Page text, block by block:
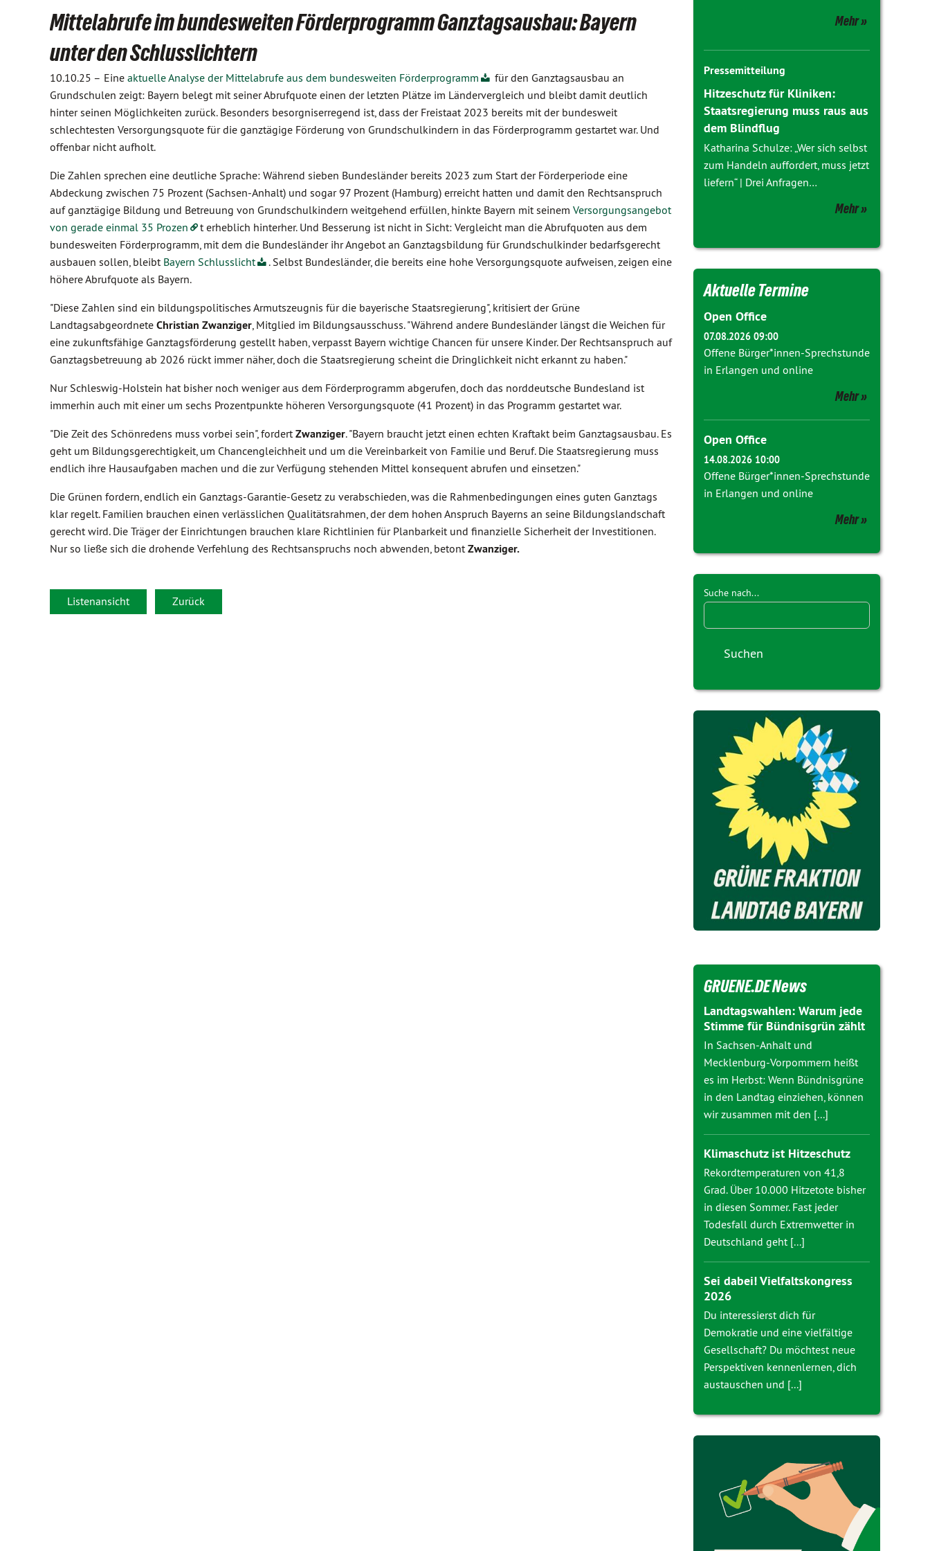
Mittelabrufe im bundesweiten Förderprogramm Ganztagsausbau: Bayern
unter den Schlusslichtern
10.10.25 – Eine aktuelle Analyse der Mittelabrufe aus dem bundesweiten Förderprogramm
für den Ganztagsausbau an
Grundschulen zeigt: Bayern belegt mit seiner Abrufquote einen der letzten Plätze im Ländervergleich und bleibt damit deutlich
hinter seinen Möglichkeiten zurück. Besonders besorgniserregend ist, dass der Freistaat 2023 bereits mit der bundesweit
schlechtesten Versorgungsquote für die ganztägige Förderung von Grundschulkindern in das Förderprogramm gestartet war. Und
offenbar nicht aufholt.
Die Zahlen sprechen eine deutliche Sprache: Während sieben Bundesländer bereits 2023 zum Start der Förderperiode eine
Abdeckung zwischen 75 Prozent (Sachsen-Anhalt) und sogar 97 Prozent (Hamburg) erreicht hatten und damit den Rechtsanspruch
auf ganztägige Bildung und Betreuung von Grundschulkindern weitgehend erfüllen, hinkte Bayern mit seinem Versorgungsangebot
von gerade einmal 35 Prozen
t erheblich hinterher. Und Besserung ist nicht in Sicht: Vergleicht man die Abrufquoten aus dem
bundesweiten Förderprogramm, mit dem die Bundesländer ihr Angebot an Ganztagsbildung für Grundschulkinder bedarfsgerecht
ausbauen sollen, bleibt Bayern Schlusslicht
. Selbst Bundesländer, die bereits eine hohe Versorgungsquote aufweisen, zeigen eine
höhere Abrufquote als Bayern.
"Diese Zahlen sind ein bildungspolitisches Armutszeugnis für die bayerische Staatsregierung", kritisiert der Grüne
Landtagsabgeordnete Christian Zwanziger, Mitglied im Bildungsausschuss. "Während andere Bundesländer längst die Weichen für
eine zukunftsfähige Ganztagsförderung gestellt haben, verpasst Bayern wichtige Chancen für unsere Kinder. Der Rechtsanspruch auf
Ganztagsbetreuung ab 2026 rückt immer näher, doch die Staatsregierung scheint die Dringlichkeit nicht erkannt zu haben."
Nur Schleswig-Holstein hat bisher noch weniger aus dem Förderprogramm abgerufen, doch das norddeutsche Bundesland ist
immerhin auch mit einer um sechs Prozentpunkte höheren Versorgungsquote (41 Prozent) in das Programm gestartet war.
"Die Zeit des Schönredens muss vorbei sein", fordertZwanziger. "Bayern braucht jetzt einen echten Kraftakt beim Ganztagsausbau. Es
geht um Bildungsgerechtigkeit, um Chancengleichheit und um die Vereinbarkeit von Familie und Beruf. Die Staatsregierung muss
endlich ihre Hausaufgaben machen und die zur Verfügung stehenden Mittel konsequent abrufen und einsetzen."
Die Grünen fordern, endlich ein Ganztags-Garantie-Gesetz zu verabschieden, was die Rahmenbedingungen eines guten Ganztags
klar regelt. Familien brauchen einen verlässlichen Qualitätsrahmen, der dem hohen Anspruch Bayerns an seine Bildungslandschaft
gerecht wird. Die Träger der Einrichtungen brauchen klare Richtlinien für Planbarkeit und finanzielle Sicherheit der Investitionen.
Nur so ließe sich die drohende Verfehlung des Rechtsanspruchs noch abwenden, betontZwanziger.
Listenansicht Zurück
Mehr
Pressemitteilung
Hitzeschutz für Kliniken:
Staatsregierung muss raus aus
dem Blindflug
Katharina Schulze: „Wer sich selbst
zum Handeln auffordert, muss jetzt
liefern“ | Drei Anfragen…
Mehr
Aktuelle Termine
Open Office
07.08.2026 09:00
Offene Bürger*innen-Sprechstunde
in Erlangen und online
Mehr
Open Office
14.08.2026 10:00
Offene Bürger*innen-Sprechstunde
in Erlangen und online
Mehr
Suche nach...
GRUENE.DE News
Landtagswahlen: Warum jede
Stimme für Bündnisgrün zählt
In Sachsen-Anhalt und
Mecklenburg-Vorpommern heißt
es im Herbst: Wenn Bündnisgrüne
in den Landtag einziehen, können
wir zusammen mit den [...]
Klimaschutz ist Hitzeschutz
Rekordtemperaturen von 41,8
Grad. Über 10.000 Hitzetote bisher
in diesen Sommer. Fast jeder
Todesfall durch Extremwetter in
Deutschland geht [...]
Sei dabei! Vielfaltskongress
2026
Du interessierst dich für
Demokratie und eine vielfältige
Gesellschaft? Du möchtest neue
Perspektiven kennenlernen, dich
austauschen und [...]